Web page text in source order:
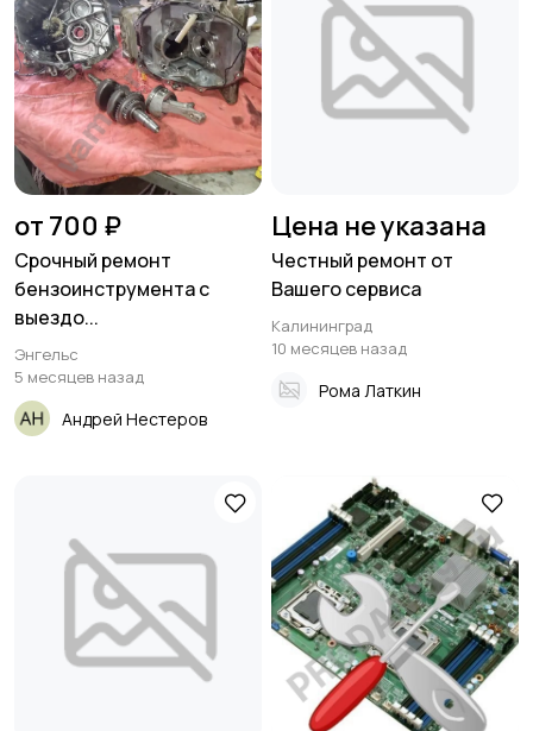
от 700 ₽
Срочный ремонт
бензоинструмента с
выездо...
Энгельс
5 месяцев назад
Андрей Нестеров
Цена не указана
Честный ремонт от
Вашего сервиса
Калининград
10 месяцев назад
Рома Латкин